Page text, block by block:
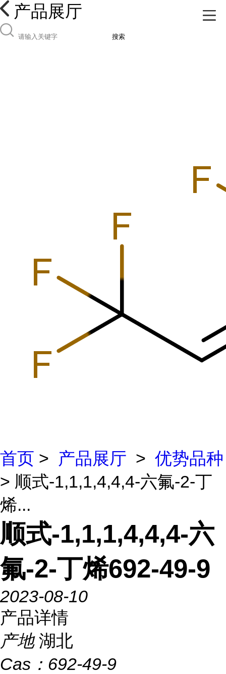
产品展厅
搜索
首页 > 产品展厅 > 优势品种
> 顺式-1,1,1,4,4,4-六氟-2-丁
烯...
顺式-1,1,1,4,4,4-六
氟-2-丁烯692-49-9
2023-08-10
产品详情
产地 湖北
Cas： 692-49-9